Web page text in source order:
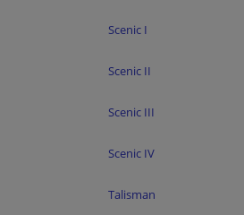
Scenic I
Scenic II
Scenic III
Scenic IV
Talisman